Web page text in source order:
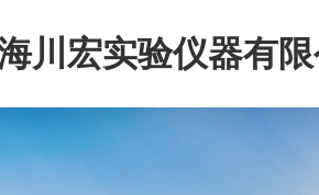
川宏实验仪器有